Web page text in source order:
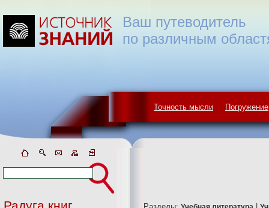
Точность мысли Погружение
Ваш путеводитель
по различным